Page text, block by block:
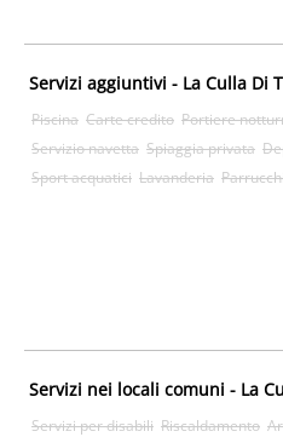
Servizi aggiuntivi - La Culla Di
Piscina Carte credito Portiere
Servizio navetta Spiaggia privata
Sport acquatici Lavanderia
Servizi nei locali comuni - La
Servizi per disabili Riscaldamento